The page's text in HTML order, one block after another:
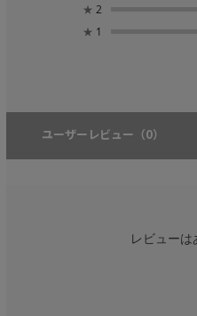
★ 2
★ 1
ユーザーレビュー （0）
レビューは